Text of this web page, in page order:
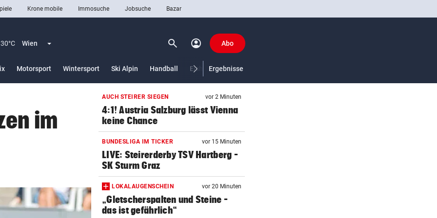
Krone mobile Immosuche Jobsuche Bazar
30°C Wien Menü aufklappen search Suchen
account_circle Abo
Motorsport Wintersport Ski Alpin Handball Eishockey US-Sport
Ergebnisse
im
AUCH STEIRER SIEGEN vor 2 Minuten
4:1! Austria Salzburg lässt Vienna
keine Chance
BUNDESLIGA IM TICKER vor 15 Minuten
LIVE: Steirerderby TSV Hartberg –
SK Sturm Graz
LOKALAUGENSCHEIN vor 20 Minuten
„Gletscherspalten und Steine –
das ist gefährlich“